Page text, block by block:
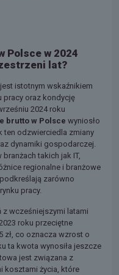
Polsce w 2024
lat?
jest istotnym wskaźnikiem
pracy oraz kondycję
2024 roku
brutto w Polsce wyniosło
ten odzwierciedla zmiany
dynamiki gospodarczej.
takich jak IT,
regionalne i branżowe
zarówno
pracy.
z wcześniejszymi latami
roku przeciętne
zł, co oznacza wzrost o
ta kwota wynosiła jeszcze
jest związana z
kosztami życia, które